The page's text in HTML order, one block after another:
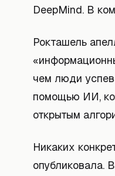
DeepMind. В
Рокташель
чем люди
помощью ИИ,
открытым
Никаких
опубликовала.